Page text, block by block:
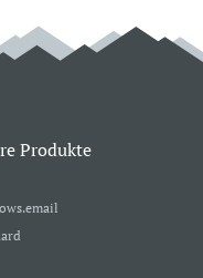
Produkte